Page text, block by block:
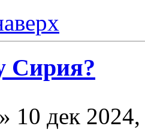
Сирия?
10 дек